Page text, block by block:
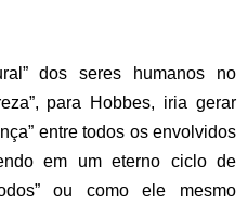
dos seres humanos no
para Hobbes, iria gerar
entre todos os envolvidos
em um eterno ciclo de
ou como ele mesmo